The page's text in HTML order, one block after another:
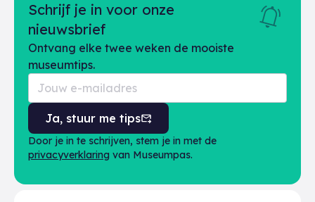
Schrijf je in voor onze
nieuwsbrief
Ontvang elke twee weken de mooiste
museumtips.
Ja, stuur me tips
Door je in te schrijven, stem je in met de
privacyverklaring van Museumpas.